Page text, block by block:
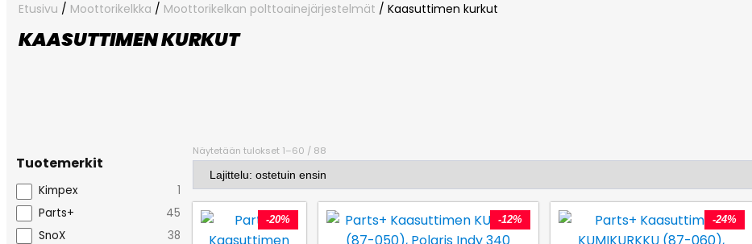
Etusivu / Moottorikelkka / Moottorikelkan polttoainejärjestelmät / Kaasuttimen kurkut
KAASUTTIMEN KURKUT
Tuotemerkit
Kimpex
1
Parts+
45
SnoX
38
Näytetään tulokset 1–60 / 88
-20% -12% -24%